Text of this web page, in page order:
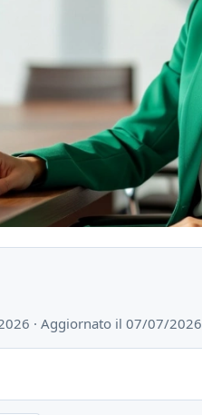
· Aggiornato il 07/07/2026